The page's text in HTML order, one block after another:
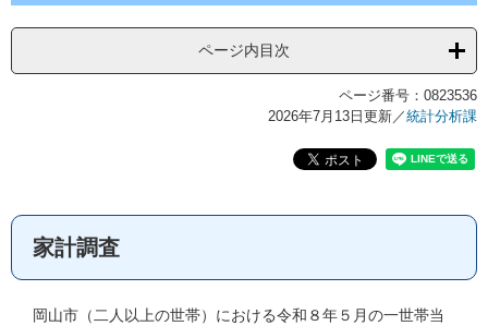
ページ内目次
ページ番号：0823536
2026年7月13日更新／統計分析課
家計調査
岡山市（二人以上の世帯）における令和８年５月の一世帯当